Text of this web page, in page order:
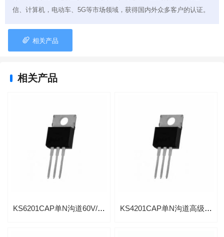
信、计算机，电动车、5G等市场领域，获得国内外众多客户的认证。
 相关产品
相关产品
KS6201CAP单N沟道60V/140A功率MOSFET KS4201CAP单N沟道高级功率MOSFET